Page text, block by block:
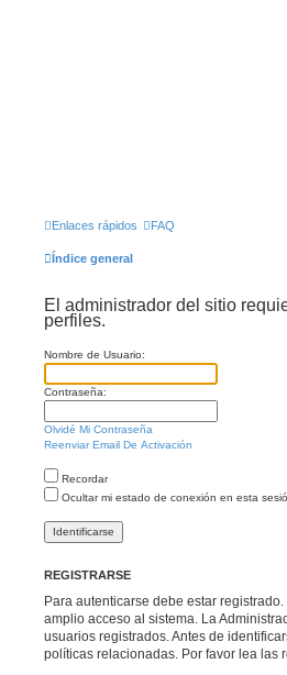
Enlaces rápidos FAQ
Índice general
El administrador del sitio
perfiles.
Nombre de Usuario:
Contraseña:
Olvidé Mi Contraseña
Reenviar Email De Activación
Recordar
Ocultar mi estado de conexión en esta
REGISTRARSE
Para autenticarse debe estar
amplio acceso al sistema. La
usuarios registrados. Antes de
políticas relacionadas. Por favor lea las